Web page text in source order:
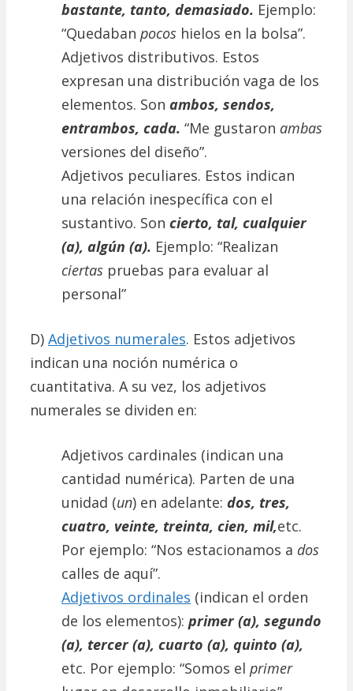
bastante, tanto, demasiado. Ejemplo:
“Quedaban pocos hielos en la bolsa”.
Adjetivos distributivos. Estos
expresan una distribución vaga de los
elementos. Son ambos, sendos,
entrambos, cada. “Me gustaron ambas
versiones del diseño”.
Adjetivos peculiares. Estos indican
una relación inespecífica con el
sustantivo. Son cierto, tal, cualquier
(a), algún (a). Ejemplo: “Realizan
ciertas pruebas para evaluar al
personal”
D) Adjetivos numerales. Estos adjetivos
indican una noción numérica o
cuantitativa. A su vez, los adjetivos
numerales se dividen en:
Adjetivos cardinales (indican una
cantidad numérica). Parten de una
unidad (un) en adelante: dos, tres,
cuatro, veinte, treinta, cien, mil,etc.
Por ejemplo: “Nos estacionamos a dos
calles de aquí”.
Adjetivos ordinales (indican el orden
de los elementos): primer (a), segundo
(a), tercer (a), cuarto (a), quinto (a),
etc. Por ejemplo: “Somos el primer